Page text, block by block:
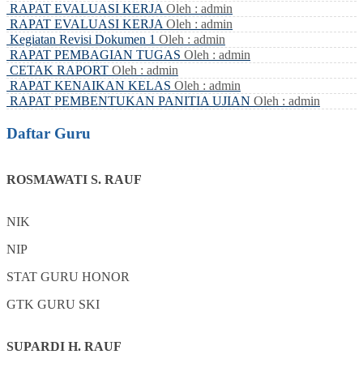
RAPAT EVALUASI KERJA Oleh : admin
RAPAT EVALUASI KERJA Oleh : admin
Kegiatan Revisi Dokumen 1 Oleh : admin
RAPAT PEMBAGIAN TUGAS Oleh : admin
CETAK RAPORT Oleh : admin
RAPAT KENAIKAN KELAS Oleh : admin
RAPAT PEMBENTUKAN PANITIA UJIAN Oleh : admin
Daftar Guru
ROSMAWATI S. RAUF
NIK
NIP
STAT GURU HONOR
GTK GURU SKI
SUPARDI H. RAUF